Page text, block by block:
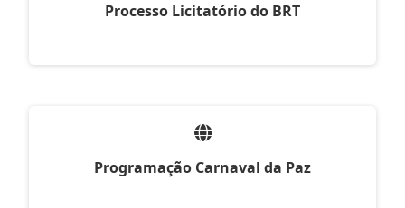
Processo Licitatório do BRT
Programação Carnaval da Paz